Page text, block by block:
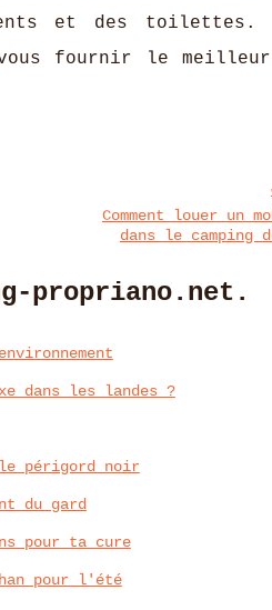
et des
fournir le
Comment louer un
dans le camping
propriano.net.
dans les landes ?
le périgord noir
du gard
pour ta cure
pour l'été